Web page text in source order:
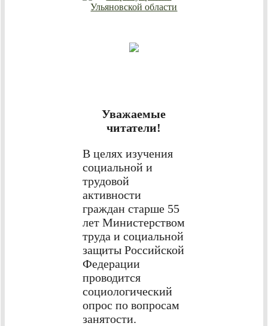
Уважаемые
читатели!
В целях изучения
социальной и
трудовой
активности
граждан старше 55
лет Министерством
труда и социальной
защиты Российской
Федерации
проводится
социологический
опрос по вопросам
занятости.